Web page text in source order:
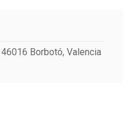
Borbotó, Valencia